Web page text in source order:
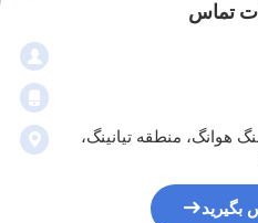
تماس
شماره ۱۹ جاده فنگ هوانگ، منطقه تیانینگ،
بگیرید